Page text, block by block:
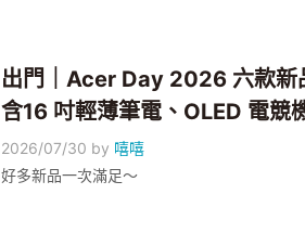
出門｜Acer Day 2026 六款新
含16 吋輕薄筆電、OLED 電競
2026/07/30 by 嘻嘻
好多新品一次滿足～